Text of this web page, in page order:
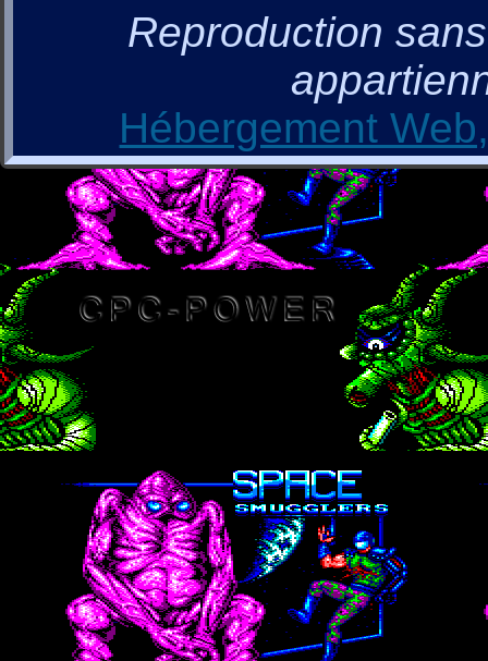
Reproduction
Hébergement